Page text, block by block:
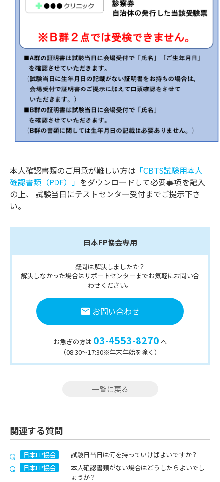
本人確認書類のご用意が難しい方は 「CBTS試験用本人
確認書類（PDF）」 をダウンロードして必要事項を記入
の上、 試験当日にテストセンター受付までご提示下さ
い。
日本FP協会専用
疑問は解決しましたか？
解決しなかった場合はサポートセンターまでお気軽にお問い合
わせください。
お問い合わせ
お急ぎの方は 03-4553-8270 へ
（08:30〜17:30※年末年始を除く）
一覧に戻る
関連する質問
日本FP協会
試験日当日は何を持っていけばよいですか？
日本FP協会
本人確認書類がない場合はどうしたらよいでし
ょうか？